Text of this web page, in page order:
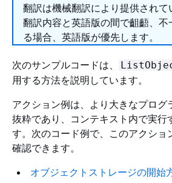
翻訳は機械翻訳により提供されて
翻訳内容と英語版の間で齟齬、不
る場合、英語版が優先します。
次のサンプルコードは、
用する方法を説明しています。
アクション例は、より大きなプログ
抜粋であり、コンテキスト内で実行
す。次のコード例で、このアクショ
確認できます。
オブジェクトストレージの開始